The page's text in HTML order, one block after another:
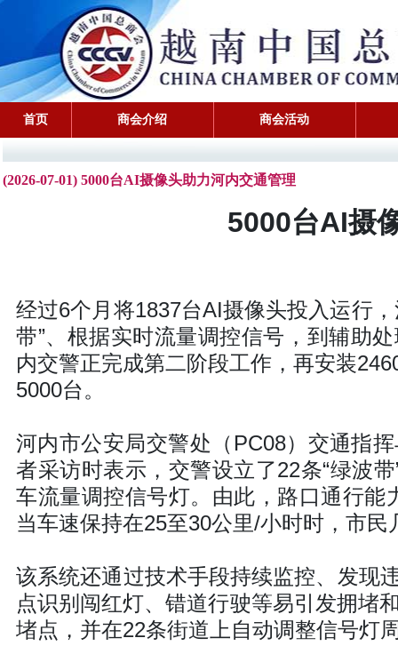
首页 商会介绍 商会活动
(2026-07-01) 5000台AI摄像头助力河内交通管理
5000台AI摄
经过6个月将1837台AI摄像头投入运行
带”、根据实时流量调控信号，到辅助
内交警正完成第二阶段工作，再安装
5000台。
河内市公安局交警处（PC08）交通指
者采访时表示，交警设立了22条“绿波
车流量调控信号灯。由此，路口通行
当车速保持在25至30公里/小时时，市
该系统还通过技术手段持续监控、发现
点识别闯红灯、错道行驶等易引发拥堵
堵点，并在22条街道上自动调整信号灯